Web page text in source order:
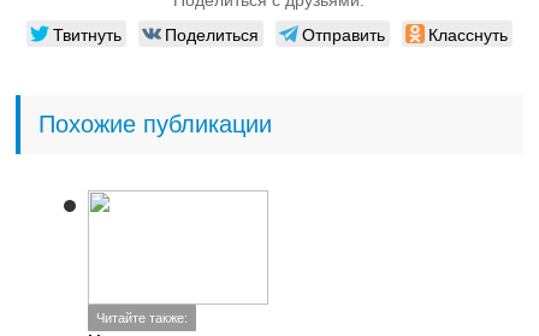
Твитнуть Поделиться Отправить Класснуть
Похожие публикации
Читайте также: